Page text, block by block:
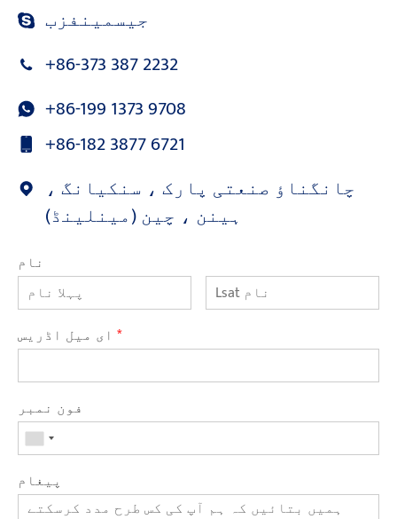
جیسمینفزب
+86-373 387 2232
+86-199 1373 9708
+86-182 3877 6721
چانگناؤ صنعتی پارک ، سنکیانگ ،
ہینن ، چین (مینلینڈ)
نام
*
فون نمبر
پیغام